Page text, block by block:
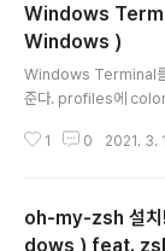
로세스의 PID 번호입
klist 명령어를 사용해
> tasklist /svc /FI
내용 확인 후 사용을
askkill 명령어를 사용
다른 곳에서 ..
Windows
Windows )
Windows Terminal
준다. profiles에
사용했다. Terminal의
지 않아도 된다. 기본으
ndows 터미널의 색 구
1 0 2021. 3.
oh-my-zsh 설치
dows ) feat.